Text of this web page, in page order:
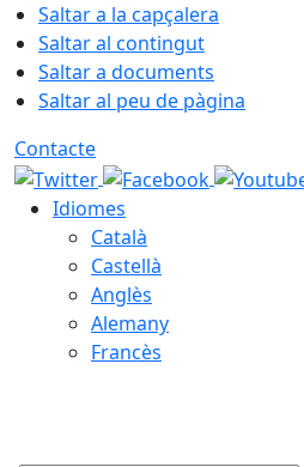
Saltar a la capçalera
Saltar al contingut
Saltar a documents
Saltar al peu de pàgina
Contacte
Idiomes
Català
Castellà
Anglès
Alemany
Francès